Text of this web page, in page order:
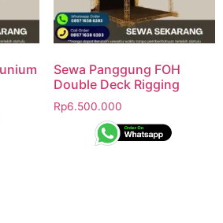
Sewa Panggung FOH
Double Deck Rigging
Rp6.500.000